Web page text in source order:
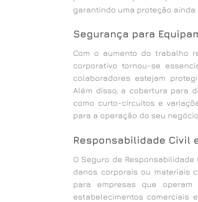
garantindo uma proteção ainda
Segurança para
Com o aumento do trabalho
corporativo tornou-se
colaboradores estejam
Além disso, a cobertura para
como curto-circuitos e
para a operação do seu negócio.
Responsabilidade Civil
O Seguro de
danos corporais ou materiais
para empresas que
estabelecimentos comerciais